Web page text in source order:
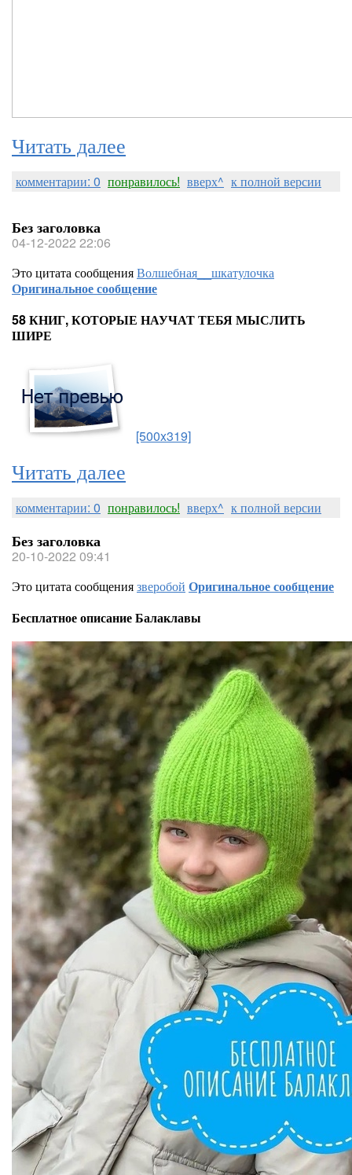
Читать далее
комментарии: 0 понравилось! вверх^ к полной версии
Без заголовка
04-12-2022 22:06
Это цитата сообщенияВолшебная__шкатулочка
Оригинальное сообщение
58 КНИГ, КОТОРЫЕ НАУЧАТ ТЕБЯ МЫСЛИТЬ
ШИРЕ
[500x319]
Читать далее
комментарии: 0 понравилось! вверх^ к полной версии
Без заголовка
20-10-2022 09:41
Это цитата сообщениязверобой Оригинальное сообщение
Бесплатное описание Балаклавы